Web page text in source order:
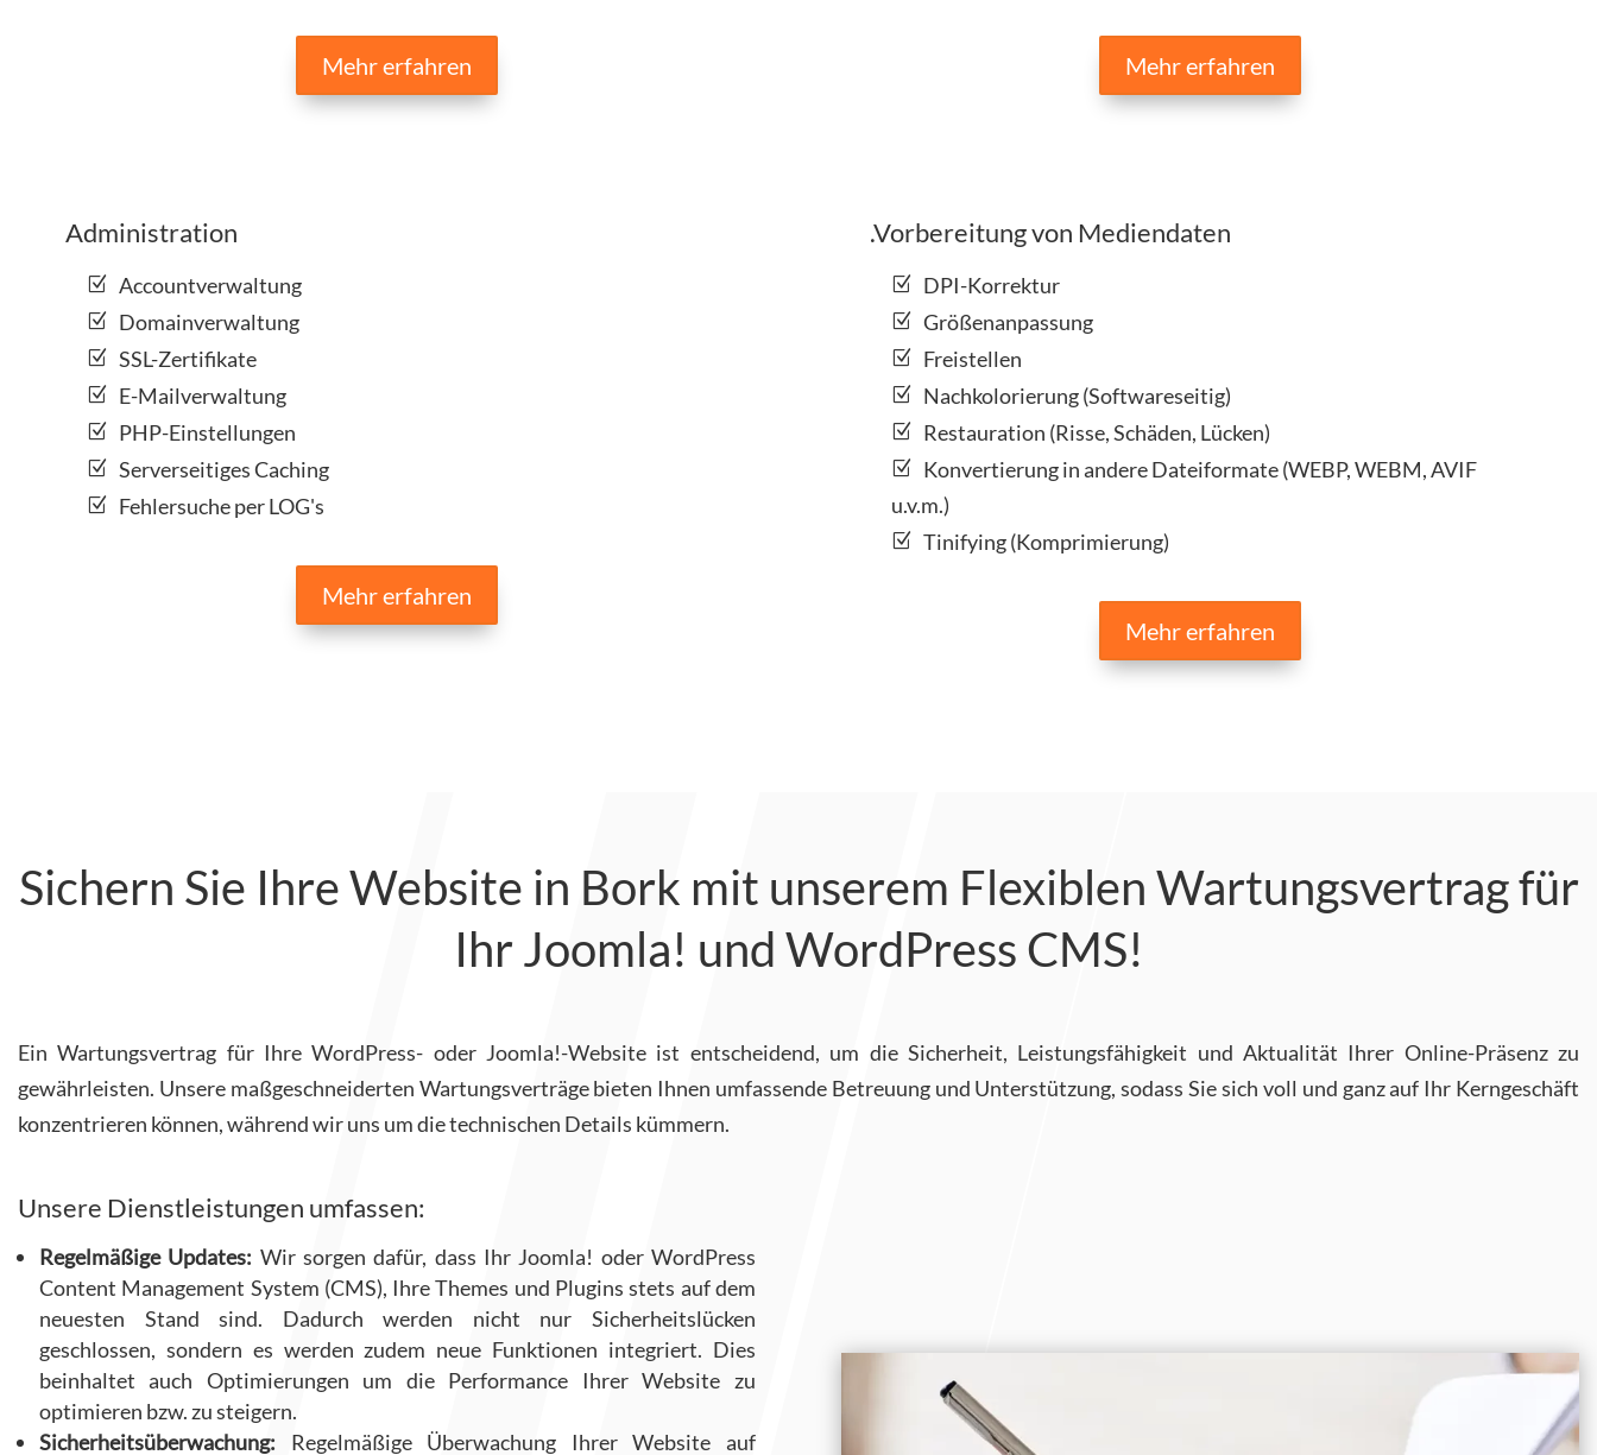
Mehr erfahren Mehr erfahren
Administration
Accountverwaltung
Domainverwaltung
SSL-Zertifikate
E-Mailverwaltung
PHP-Einstellungen
Serverseitiges Caching
Fehlersuche per LOG's
Mehr erfahren
.Vorbereitung von Mediendaten
DPI-Korrektur
Größenanpassung
Freistellen
Nachkolorierung (Softwareseitig)
Restauration (Risse, Schäden, Lücken)
Konvertierung in andere Dateiformate (WEBP, WEBM, AVIF
u.v.m.)
Tinifying (Komprimierung)
Mehr erfahren
Sichern Sie Ihre Website in Bork mit unserem Flexiblen Wartungsvertrag für
Ihr Joomla! und WordPress CMS!
Ein Wartungsvertrag für Ihre WordPress- oder Joomla!-Website ist entscheidend, um die Sicherheit, Leistungsfähigkeit und Aktualität Ihrer Online-Präsenz zu
gewährleisten. Unsere maßgeschneiderten Wartungsverträge bieten Ihnen umfassende Betreuung und Unterstützung, sodass Sie sich voll und ganz auf Ihr Kerngeschäft
konzentrieren können, während wir uns um die technischen Details kümmern.
Unsere Dienstleistungen umfassen:
Regelmäßige Updates: Wir sorgen dafür, dass Ihr Joomla! oder WordPress
Content Management System (CMS), Ihre Themes und Plugins stets auf dem
neuesten Stand sind. Dadurch werden nicht nur Sicherheitslücken
geschlossen, sondern es werden zudem neue Funktionen integriert. Dies
beinhaltet auch Optimierungen um die Performance Ihrer Website zu
optimieren bzw. zu steigern.
Sicherheitsüberwachung: Regelmäßige Überwachung Ihrer Website auf